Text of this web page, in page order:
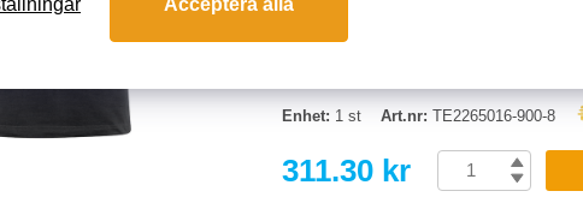
Enhet: 1 st Art.nr: TE2265016-900-8
311.30 kr
Acceptera alla